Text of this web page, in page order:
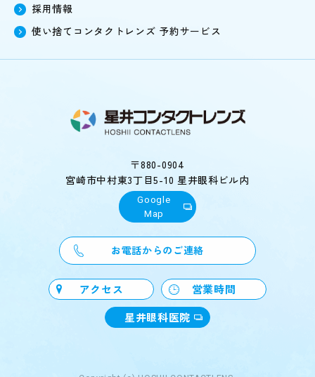
採用情報
使い捨てコンタクトレンズ 予約サービス
〒880-0904
宮崎市中村東3丁目5-10 星井眼科ビル内
Google
Map
お電話からのご連絡
アクセス
営業時間
星井眼科医院